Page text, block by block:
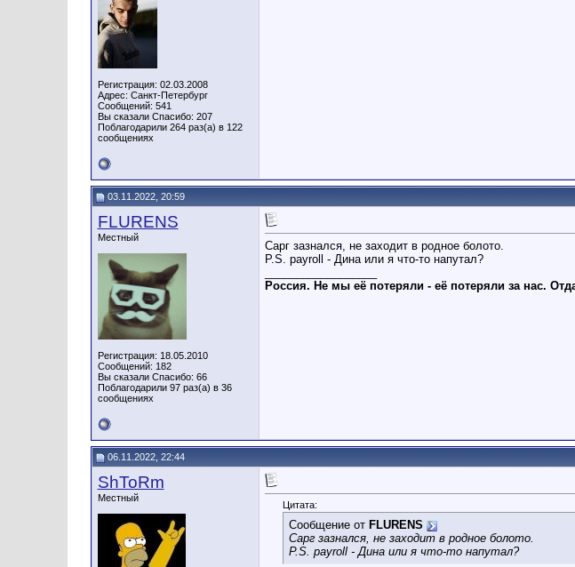
Регистрация: 02.03.2008
Адрес: Санкт-Петербург
Сообщений: 541
Вы сказали Спасибо: 207
Поблагодарили 264 раз(а) в 122
сообщениях
03.11.2022, 20:59
FLURENS
Местный
Регистрация: 18.05.2010
Сообщений: 182
Вы сказали Спасибо: 66
Поблагодарили 97 раз(а) в 36
сообщениях
Сарг зазнался, не заходит в родное болото.
P.S. payroll - Дина или я что-то напутал?
Россия. Не мы её потеряли - её потеряли за нас.
06.11.2022, 22:44
ShToRm
Местный
Цитата:
Сообщение от FLURENS
Сарг зазнался, не заходит в родное болото.
P.S. payroll - Дина или я что-то напутал?